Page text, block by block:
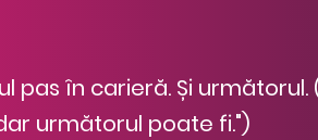
pas în carieră. Și
următorul poate fi.")